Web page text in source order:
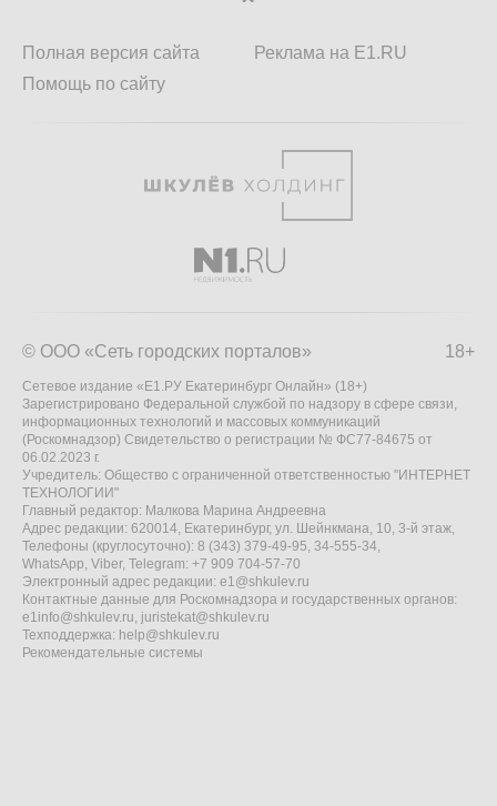
Полная версия сайта
Помощь по сайту
Реклама на E1.RU
18+
© ООО «Сеть городских порталов»
Сетевое издание «Е1.РУ Екатеринбург Онлайн» (18+)
Зарегистрировано Федеральной службой по надзору в сфере связи,
информационных технологий и массовых коммуникаций
(Роскомнадзор) Свидетельство о регистрации № ФС77-84675 от
06.02.2023 г.
Учредитель: Общество с ограниченной ответственностью "ИНТЕРНЕТ
ТЕХНОЛОГИИ"
Главный редактор: Малкова Марина Андреевна
Адрес редакции: 620014, Екатеринбург, ул. Шейнкмана, 10, 3-й этаж,
Телефоны (круглосуточно): 8 (343) 379-49-95, 34-555-34,
WhatsApp, Viber, Telegram: +7 909 704-57-70
Электронный адрес редакции: e1@shkulev.ru
Контактные данные для Роскомнадзора и государственных органов:
e1info@shkulev.ru, juristekat@shkulev.ru
Техподдержка: help@shkulev.ru
Рекомендательные системы